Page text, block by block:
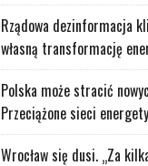
Rządowa dezinformacja
własną transformację
Polska może stracić
Przeciążone sieci
Wrocław się dusi. „Za